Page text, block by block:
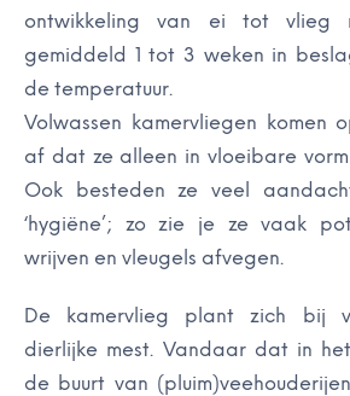
ontwikkeling van ei tot vlieg
gemiddeld 1 tot 3 weken in
de temperatuur.
Volwassen kamervliegen komen
af dat ze alleen in vloeibare vorm
Ook besteden ze veel
‘hygiëne’; zo zie je ze vaak
wrijven en vleugels afvegen.
De kamervlieg plant zich bij
dierlijke mest. Vandaar dat in
de buurt van